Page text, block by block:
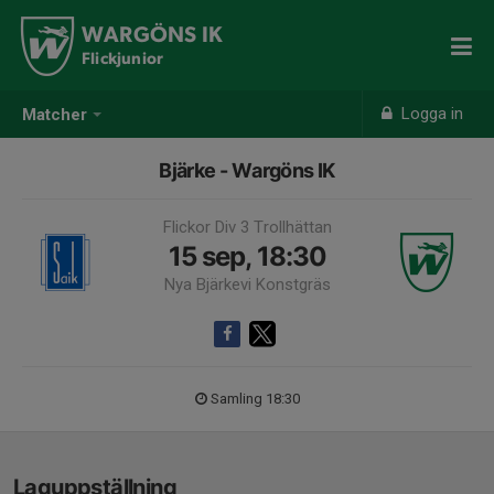
Matcher Logga in
WARGÖNS IK
Flickjunior
Bjärke - Wargöns IK
Flickor Div 3 Trollhättan
15 sep, 18:30
Nya Bjärkevi Konstgräs
Samling 18:30
Laguppställning